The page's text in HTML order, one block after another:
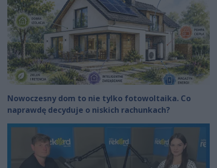
Nowoczesny dom to nie tylko fotowoltaika. Co
naprawdę decyduje o niskich rachunkach?